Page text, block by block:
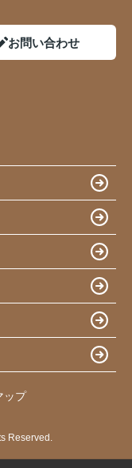
お問い合わせ
ップ
Reserved.